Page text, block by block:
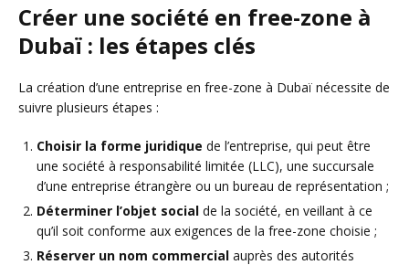
Créer une société en free-zone à
Dubaï : les étapes clés
La création d’une entreprise en free-zone à Dubaï nécessite de
suivre plusieurs étapes :
Choisir la forme juridique de l’entreprise, qui peut être
une société à responsabilité limitée (LLC), une succursale
d’une entreprise étrangère ou un bureau de représentation ;
Déterminer l’objet social de la société, en veillant à ce
qu’il soit conforme aux exigences de la free-zone choisie ;
Réserver un nom commercial auprès des autorités